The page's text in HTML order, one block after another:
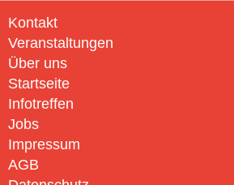
Kontakt
Veranstaltungen
Über uns
Startseite
Infotreffen
Jobs
Impressum
AGB